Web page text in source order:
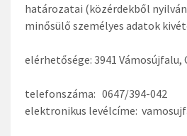
határozatai (közérdekből
minősülő személyes adatok
elérhetősége: 3941 Vámosújfalu,
telefonszáma: 0647/394-042
elektronikus levélcíme: